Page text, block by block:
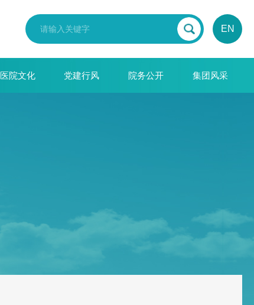
EN
医院文化 党建行风 院务公开 集团风采